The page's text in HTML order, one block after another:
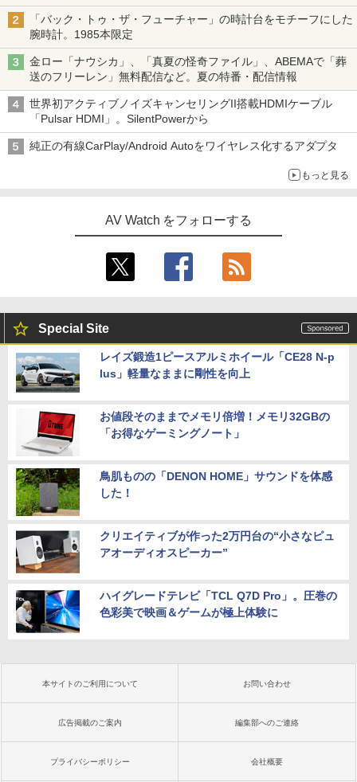
「バック・トゥ・ザ・フューチャー」の時計台をモチーフにした
腕時計。1985本限定
金ロー「ナウシカ」、「真夏の怪奇ファイル」、ABEMAで「葬
送のフリーレン」無料配信など。夏の特番・配信情報
世界初アクティブノイズキャンセリングII搭載HDMIケーブル
「Pulsar HDMI」。SilentPowerから
純正の有線CarPlay/Android Autoをワイヤレス化するアダプタ
もっと見る
AV Watch をフォローする
Special Site
レイズ鍛造1ピースアルミホイール「CE28 N-p
lus」軽量なままに剛性を向上
お値段そのままでメモリ倍増！メモリ32GBの
「お得なゲーミングノート」
鳥肌ものの「DENON HOME」サウンドを体感
した！
クリエイティブが作った2万円台の“小さなピュ
アオーディオスピーカー”
ハイグレードテレビ「TCL Q7D Pro」。圧巻の
色彩美で映画＆ゲームが極上体験に
本サイトのご利用について お問い合わせ
広告掲載のご案内 編集部へのご連絡
プライバシーポリシー 会社概要